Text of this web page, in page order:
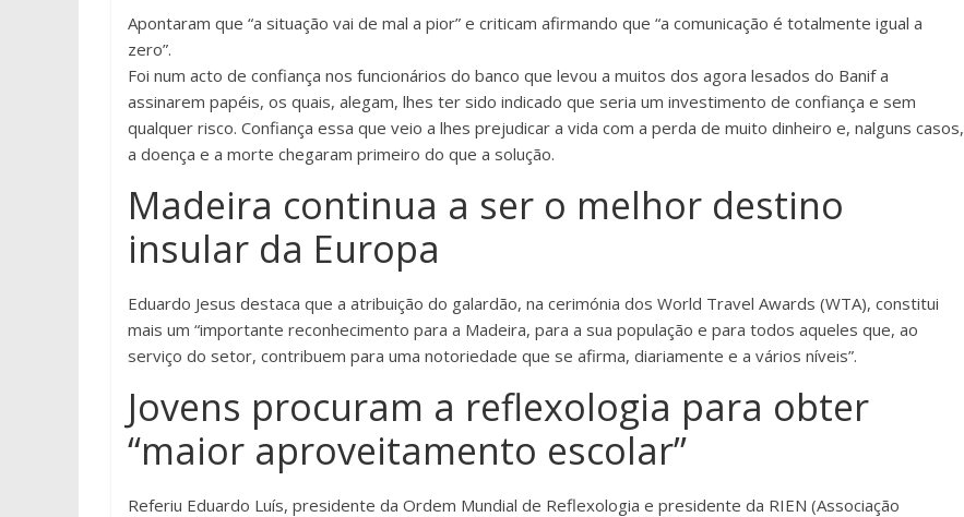
Apontaram que “a situação vai de mal a pior” e criticam afirmando que “a comunicação é totalmente igual a
zero”.
Foi num acto de confiança nos funcionários do banco que levou a muitos dos agora lesados do Banif a
assinarem papéis, os quais, alegam, lhes ter sido indicado que seria um investimento de confiança e sem
qualquer risco. Confiança essa que veio a lhes prejudicar a vida com a perda de muito dinheiro e, nalguns casos,
a doença e a morte chegaram primeiro do que a solução.
Madeira continua a ser o melhor destino
insular da Europa
Eduardo Jesus destaca que a atribuição do galardão, na cerimónia dos World Travel Awards (WTA), constitui
mais um “importante reconhecimento para a Madeira, para a sua população e para todos aqueles que, ao
serviço do setor, contribuem para uma notoriedade que se afirma, diariamente e a vários níveis”.
Jovens procuram a reflexologia para obter
“maior aproveitamento escolar”
Referiu Eduardo Luís, presidente da Ordem Mundial de Reflexologia e presidente da RIEN (Associação